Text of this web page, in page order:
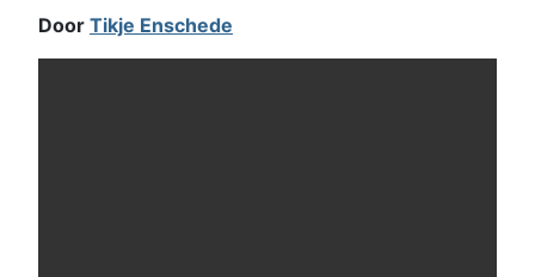
Door Tikje Enschede